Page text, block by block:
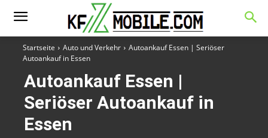
Startseite Auto und Verkehr
Autoankauf Essen | Seriöser
Autoankauf in Essen
Autoankauf Essen |
Seriöser Autoankauf in
Essen